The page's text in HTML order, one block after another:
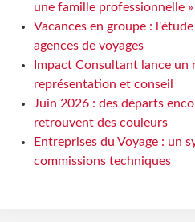
une famille professionnelle »
Vacances en groupe :
agences de voyages
Impact Consultant lance un
représentation et conseil
Juin 2026 : des départs
retrouvent des couleurs
Entreprises du Voyage : un
commissions techniques